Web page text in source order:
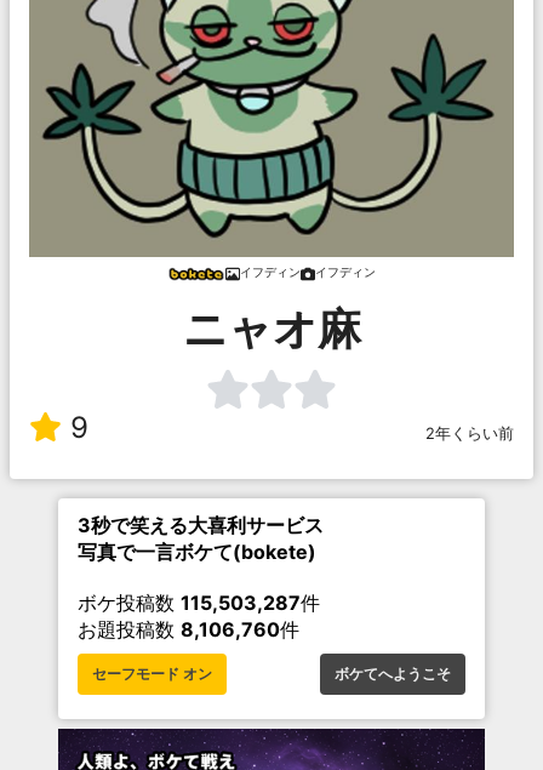
イフディン イフディン
ニャオ麻
9 2年くらい前
3秒で笑える大喜利サービス
写真で一言ボケて(bokete)
ボケ投稿数 115,503,287件
お題投稿数 8,106,760件
セーフモード オン ボケてへようこそ